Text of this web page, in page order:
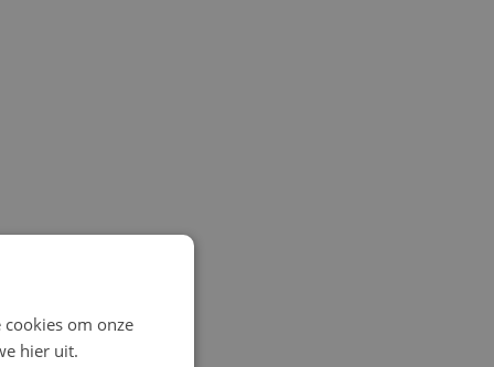
om onze
hier uit.